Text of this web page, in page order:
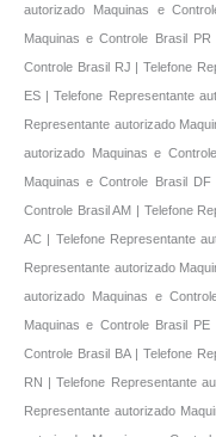
autorizado Maquinas e
Maquinas e Controle Brasil
Controle Brasil RJ | Telefone
ES | Telefone Representante
Representante autorizado
autorizado Maquinas e
Maquinas e Controle Brasil
Controle Brasil AM | Telefone
AC | Telefone Representante
Representante autorizado
autorizado Maquinas e
Maquinas e Controle Brasil
Controle Brasil BA | Telefone
RN | Telefone Representante
Representante autorizado